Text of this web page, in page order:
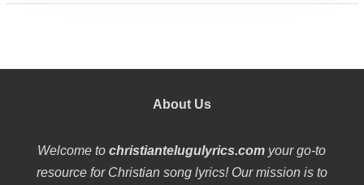
About Us
Welcome tochristiantelugulyrics.com your go-to
resource for Christian song lyrics! Our mission is to